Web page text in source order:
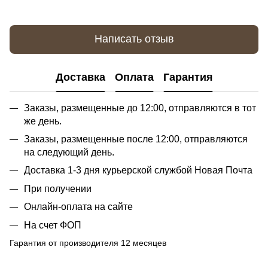
Написать отзыв
Доставка Оплата Гарантия
Заказы, размещенные до 12:00, отправляются в тот
же день.
Заказы, размещенные после 12:00, отправляются
на следующий день.
Доставка 1-3 дня курьерской службой Новая Почта
При получении
Онлайн-оплата на сайте
На счет ФОП
Гарантия от производителя 12 месяцев